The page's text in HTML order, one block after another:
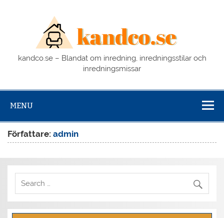
kandco.se – Blandat om inredning, inredningsstilar och
inredningsmissar
MENU
Författare:admin